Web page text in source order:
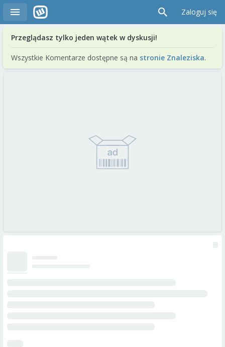
Zaloguj się
Przeglądasz tylko jeden wątek w dyskusji!
Wszystkie Komentarze dostępne są na stronie Znaleziska.